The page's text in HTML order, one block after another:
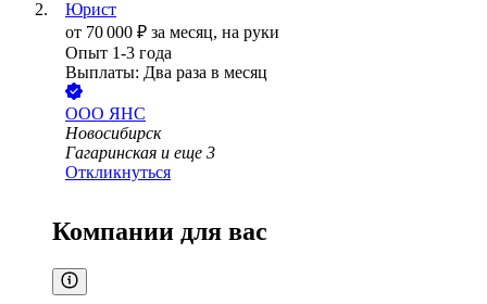
Юрист
от 70 000 ₽ за месяц, на руки
Опыт 1-3 года
Выплаты: Два раза в месяц
ООО ЯНС
Новосибирск
Гагаринская и еще 3
Откликнуться
Компании для вас